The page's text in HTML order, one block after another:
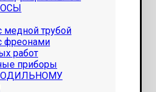
медной трубой
фреонами
работ
приборы